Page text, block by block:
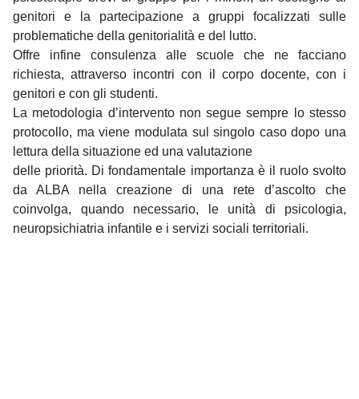
genitori e la partecipazione a gruppi focalizzati sulle
problematiche della genitorialità e del lutto.
Offre infine consulenza alle scuole che ne facciano
richiesta, attraverso incontri con il corpo docente, con i
genitori e con gli studenti.
La metodologia d’intervento non segue sempre lo stesso
protocollo, ma viene modulata sul singolo caso dopo una
lettura della situazione ed una valutazione
delle priorità. Di fondamentale importanza è il ruolo svolto
da ALBA nella creazione di una rete d’ascolto che
coinvolga, quando necessario, le unità di psicologia,
neuropsichiatria infantile e i servizi sociali territoriali.